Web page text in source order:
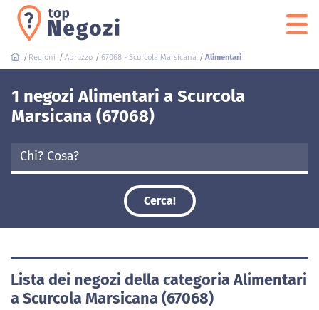
Regioni Abruzzo 67068 - Scurcola Marsicana Alimentari
1 negozi Alimentari a Scurcola
Marsicana (67068)
Cerca!
Lista dei negozi della categoria Alimentari
a Scurcola Marsicana (67068)